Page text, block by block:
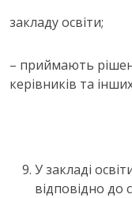
закладу освіти;
– приймають
керівників та
У закладі
відповідно до